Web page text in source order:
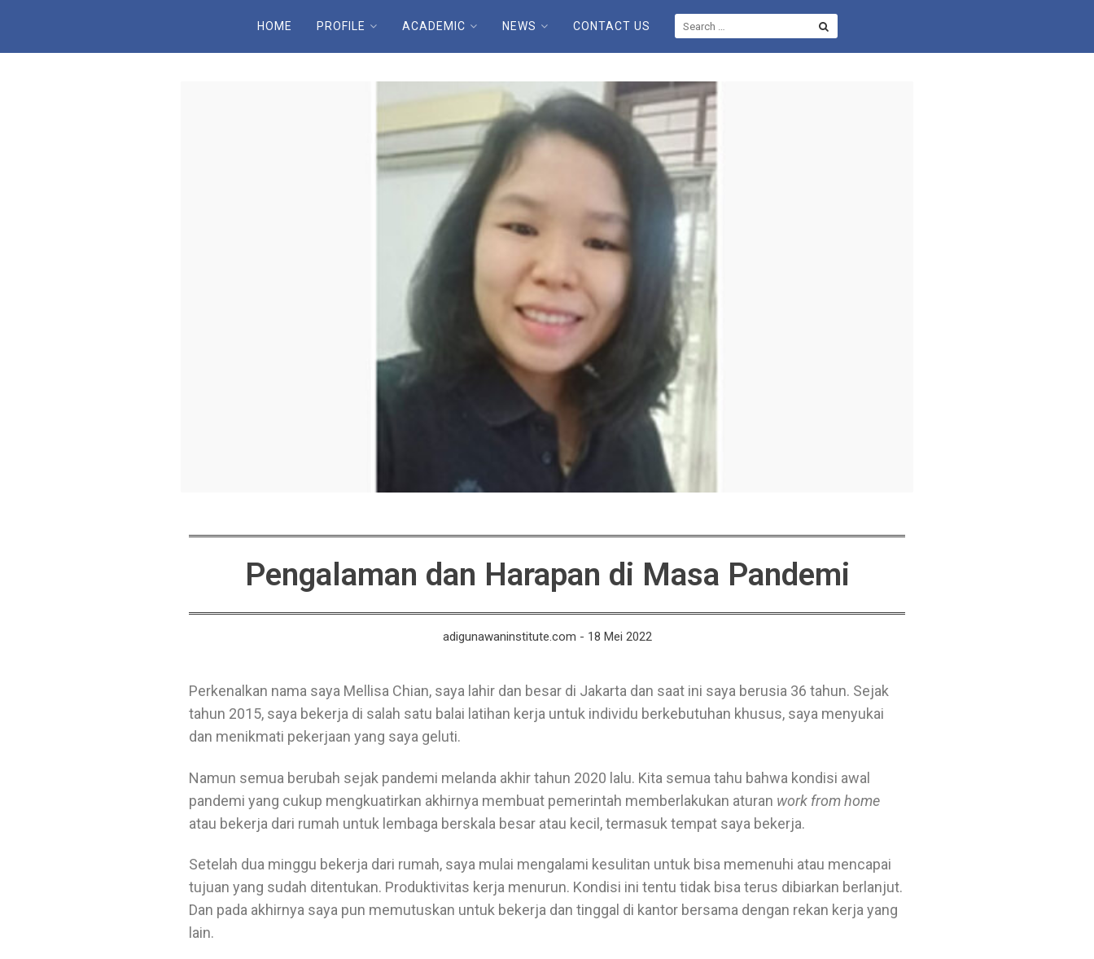
HOME PROFILE ACADEMIC NEWS CONTACT US
Pengalaman dan Harapan di Masa Pandemi
adigunawaninstitute.com - 18 Mei 2022
Perkenalkan nama saya Mellisa Chian, saya lahir dan besar di Jakarta dan saat ini saya berusia 36 tahun. Sejak
tahun 2015, saya bekerja di salah satu balai latihan kerja untuk individu berkebutuhan khusus, saya menyukai
dan menikmati pekerjaan yang saya geluti.
Namun semua berubah sejak pandemi melanda akhir tahun 2020 lalu. Kita semua tahu bahwa kondisi awal
pandemi yang cukup mengkuatirkan akhirnya membuat pemerintah memberlakukan aturan work from home
atau bekerja dari rumah untuk lembaga berskala besar atau kecil, termasuk tempat saya bekerja.
Setelah dua minggu bekerja dari rumah, saya mulai mengalami kesulitan untuk bisa memenuhi atau mencapai
tujuan yang sudah ditentukan. Produktivitas kerja menurun. Kondisi ini tentu tidak bisa terus dibiarkan berlanjut.
Dan pada akhirnya saya pun memutuskan untuk bekerja dan tinggal di kantor bersama dengan rekan kerja yang
lain.